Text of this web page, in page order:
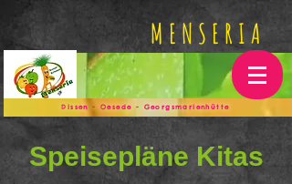
MENSERIA
Dissen - Oesede - Georgsmarienhütte
Speisepläne Kitas